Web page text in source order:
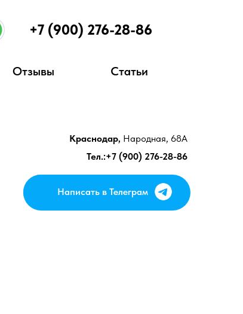
+7 (900) 276-28-86
Отзывы Статьи
Краснодар, Народная, 68А
Тел.:+7 (900) 276-28-86
Написать в Телеграм
Написать в Телеграм